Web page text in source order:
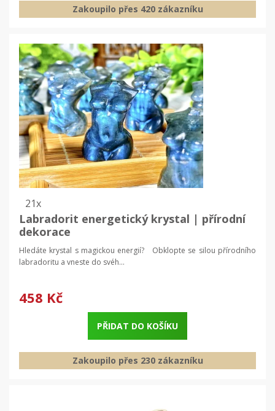
Zakoupilo přes 420 zákazníku
21x
Labradorit energetický krystal | přírodní
dekorace
Hledáte krystal s magickou energií? Obklopte se silou přírodního
labradoritu a vneste do svéh...
458 Kč
PŘIDAT DO KOŠÍKU
Zakoupilo přes 230 zákazníku